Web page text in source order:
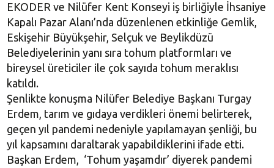
EKODER ve Nilüfer Kent Konseyi iş birliğiyle İhsaniye
Kapalı Pazar Alanı’nda düzenlenen etkinliğe Gemlik,
Eskişehir Büyükşehir, Selçuk ve Beylikdüzü
Belediyelerinin yanı sıra tohum platformları ve
bireysel üreticiler ile çok sayıda tohum meraklısı
katıldı.
Şenlikte konuşma Nilüfer Belediye Başkanı Turgay
Erdem, tarım ve gıdaya verdikleri önemi belirterek,
geçen yıl pandemi nedeniyle yapılamayan şenliği, bu
yıl kapsamını daraltarak yapabildiklerini ifade etti.
Başkan Erdem, ‘Tohum yaşamdır’ diyerek pandemi